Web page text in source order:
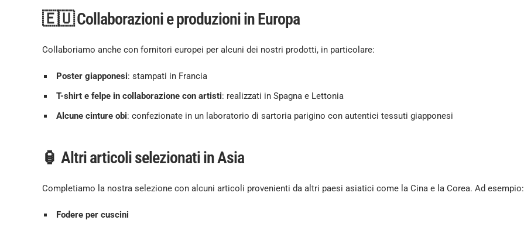
🇪🇺 Collaborazioni e produzioni in Europa
Collaboriamo anche con fornitori europei per alcuni dei nostri prodotti, in particolare:
Poster giapponesi: stampati in Francia
T-shirt e felpe in collaborazione con artisti: realizzati in Spagna e Lettonia
Alcune cinture obi: confezionate in un laboratorio di sartoria parigino con autentici tessuti giapponesi
🏮 Altri articoli selezionati in Asia
Completiamo la nostra selezione con alcuni articoli provenienti da altri paesi asiatici come la Cina e la Corea. Ad esempio:
Fodere per cuscini